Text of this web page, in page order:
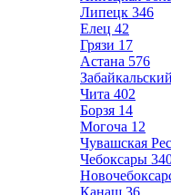
Липецк 346
Елец 42
Грязи 17
Астана 576
Чита 402
Борзя 14
Могоча 12
Чувашская
Чебоксары
Канаш 36